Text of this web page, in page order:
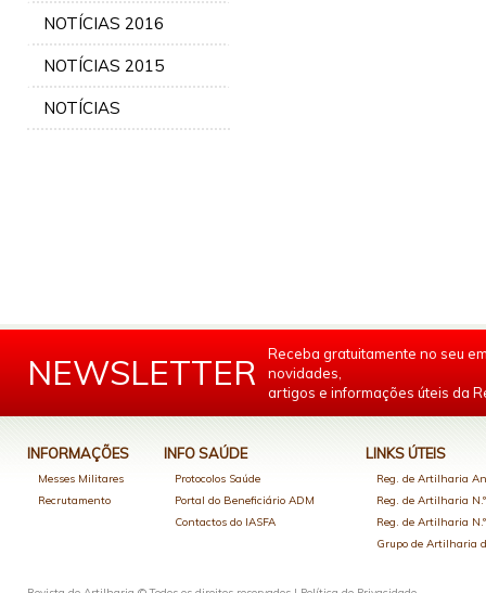
NOTÍCIAS 2016
NOTÍCIAS 2015
NOTÍCIAS
NEWSLETTER
Receba gratuitamente no seu
novidades,
artigos e informações úteis da
INFORMAÇÕES
Messes Militares
Recrutamento
INFO SAÚDE
Protocolos Saúde
Portal do Beneficiário ADM
Contactos do IASFA
LINKS ÚTEIS
Reg. de Artilharia
Reg. de Artilharia
Reg. de Artilharia
Grupo de Artilharia